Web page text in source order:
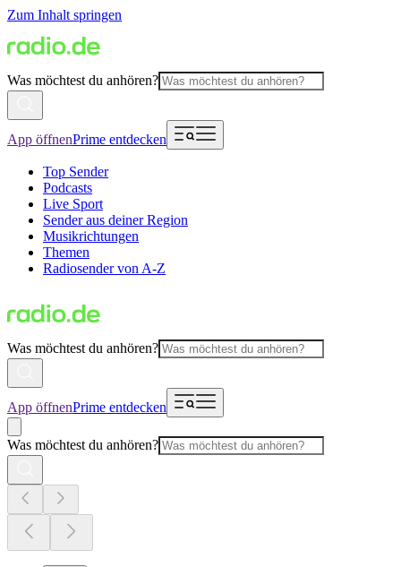
Zum Inhalt springen
Was möchtest du anhören?
App öffnenPrime entdecken
Top Sender
Podcasts
Live Sport
Sender aus deiner Region
Musikrichtungen
Themen
Radiosender von A-Z
Was möchtest du anhören?
App öffnenPrime entdecken
Was möchtest du anhören?